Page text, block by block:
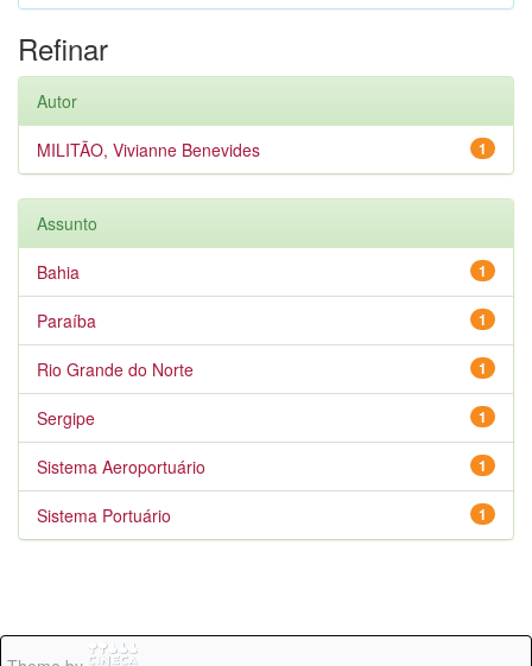
Refinar
Autor
1
MILITÃO, Vivianne Benevides
Assunto
1
Bahia
1
Paraíba
1
Rio Grande do Norte
1
Sergipe
1
Sistema Aeroportuário
1
Sistema Portuário